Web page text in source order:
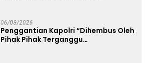
06/08/2026
Penggantian Kapolri “Dihembus Oleh
Pihak Pihak Terganggu